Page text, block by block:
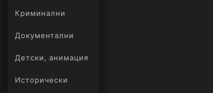
Криминални
Документални
Детски, анимация
Исторически